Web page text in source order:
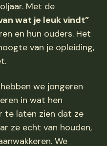
Met de
wat je leuk vindt”
en hun ouders. Het
van je opleiding,
we jongeren
in wat hen
te laten zien dat ze
ze echt van houden,
We